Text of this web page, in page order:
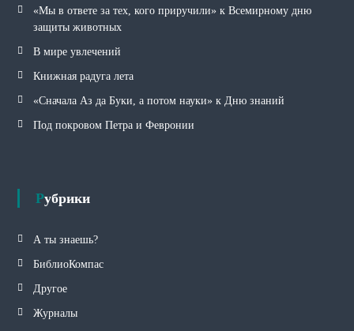
«Мы в ответе за тех, кого приручили» к Всемирному дню
защиты животных
В мире увлечений
Книжная радуга лета
«Сначала Аз да Буки, а потом науки» к Дню знаний
Под покровом Петра и Февронии
Рубрики
А ты знаешь?
БиблиоКомпас
Другое
Журналы